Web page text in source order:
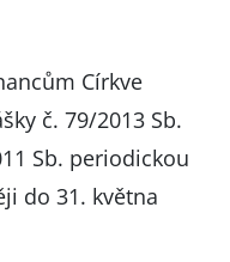
Církve
č. 79/2013 Sb.
Sb. periodickou
do 31. května